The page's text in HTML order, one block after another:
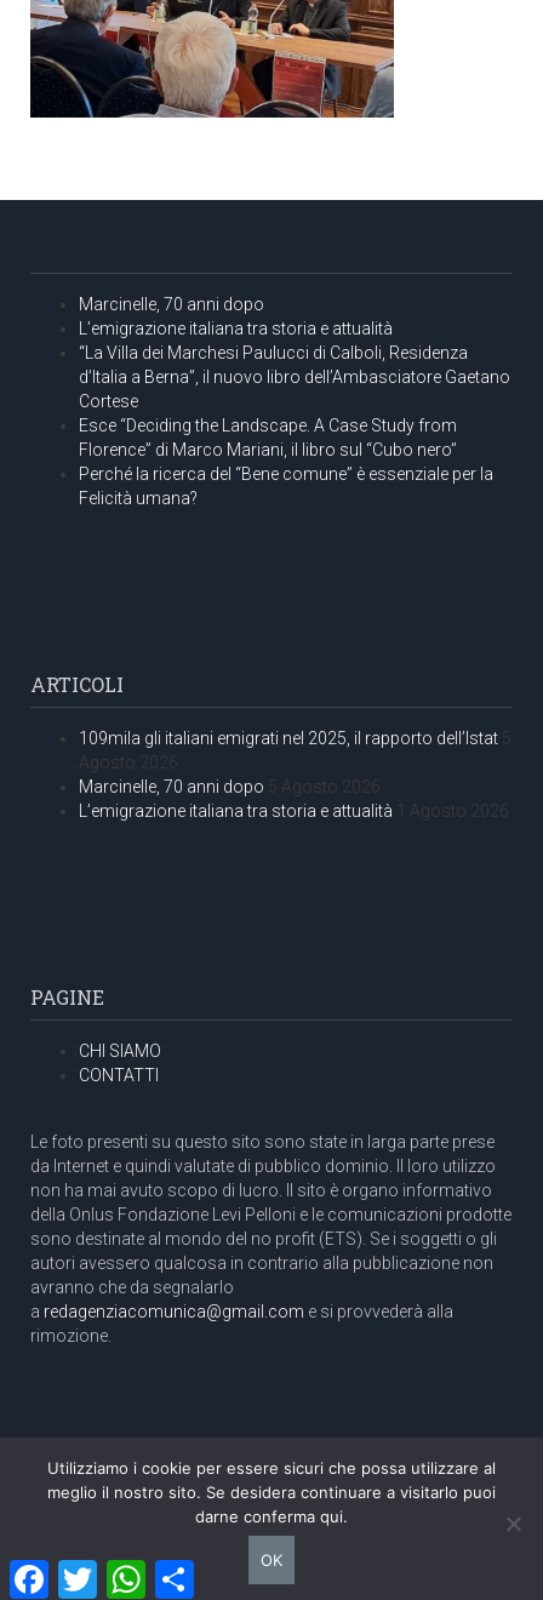
Marcinelle, 70 anni dopo
L’emigrazione italiana tra storia e attualità
“La Villa dei Marchesi Paulucci di Calboli, Residenza
d’Italia a Berna”, il nuovo libro dell’Ambasciatore Gaetano
Cortese
Esce “Deciding the Landscape. A Case Study from
Florence” di Marco Mariani, il libro sul “Cubo nero”
Perché la ricerca del “Bene comune” è essenziale per la
Felicità umana?
ARTICOLI
109mila gli italiani emigrati nel 2025, il rapporto dell’Istat 5
Agosto 2026
Marcinelle, 70 anni dopo 5 Agosto 2026
L’emigrazione italiana tra storia e attualità 1 Agosto 2026
PAGINE
CHI SIAMO
CONTATTI
Le foto presenti su questo sito sono state in larga parte prese
da Internet e quindi valutate di pubblico dominio. Il loro utilizzo
non ha mai avuto scopo di lucro. Il sito è organo informativo
della Onlus Fondazione Levi Pelloni e le comunicazioni prodotte
sono destinate al mondo del no profit (ETS). Se i soggetti o gli
autori avessero qualcosa in contrario alla pubblicazione non
avranno che da segnalarlo
a redagenziacomunica@gmail.com e si provvederà alla
rimozione.
Copyright 2003 com.unica - Tutti i diritti riservati
Aut. Tribunale di Roma N. 466/2003 dell'11/11/2003
Direttore responsabile: Pino Pelloni [direttore@agenziacomunica.net]
Design by Ethoslab.
FacebookTwitter WhatsAppCondividi
Utilizziamo i cookie per essere sicuri che possa utilizzare al
meglio il nostro sito. Se desidera continuare a visitarlo puoi
darne conferma qui.
OK